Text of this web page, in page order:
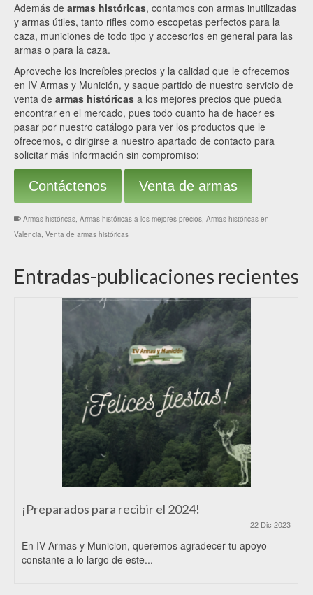
Además de armas históricas, contamos con armas inutilizadas
y armas útiles, tanto rifles como escopetas perfectos para la
caza, municiones de todo tipo y accesorios en general para las
armas o para la caza.
Aproveche los increíbles precios y la calidad que le ofrecemos
en IV Armas y Munición, y saque partido de nuestro servicio de
venta de armas históricas a los mejores precios que pueda
encontrar en el mercado, pues todo cuanto ha de hacer es
pasar por nuestro catálogo para ver los productos que le
ofrecemos, o dirigirse a nuestro apartado de contacto para
solicitar más información sin compromiso:
Contáctenos Venta de armas
Armas históricas, Armas históricas a los mejores precios, Armas históricas en
Valencia, Venta de armas históricas
Entradas-publicaciones recientes
¡Preparados para recibir el 2024!
22 Dic 2023
En IV Armas y Municion, queremos agradecer tu apoyo
constante a lo largo de este...